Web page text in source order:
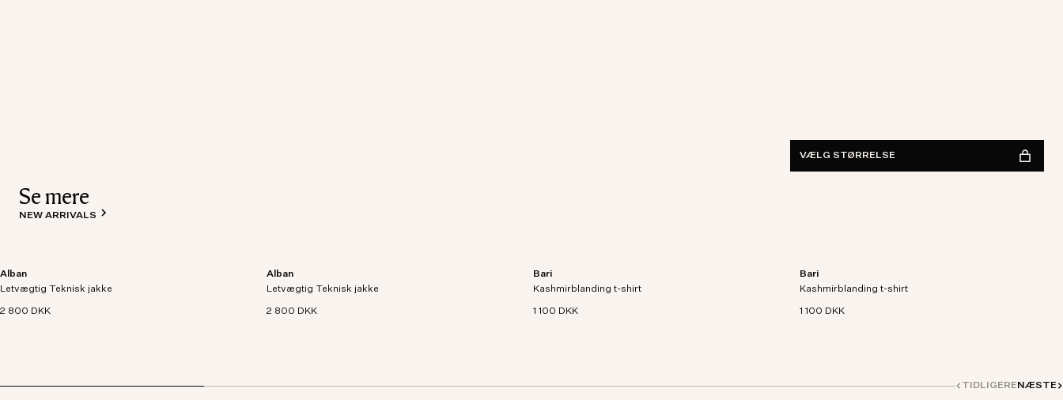
VÆLG STØRRELSE
Se mere
NEW ARRIVALS
Alban
Letvægtig Teknisk jakke
2 800 DKK
Letvægtsjakke skabt i et åndbart og vandtæt
teknisk stof, designet med detaljer som logo-
sidelommer.
Alban
Letvægtig Teknisk jakke
2 800 DKK
Letvægtsjakke skabt i et åndbart og vandtæt
teknisk stof, designet med detaljer som logo-
sidelommer.
Bari
Kashmirblanding t-shirt
1 100 DKK
Kortærmet T-shirt i en strikket blanding af
økologisk bomuld og kashmir.
Bari
Kashmirblanding t-shirt
1 100 DKK
Kortærmet T-shirt i en strikket blanding af
økologisk bomuld og kashmir.
TIDLIGERE NÆSTE